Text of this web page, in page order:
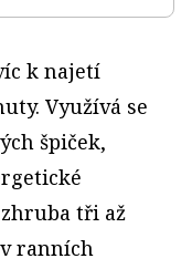
k najetí
Využívá se
špiček,
tři až
ranních